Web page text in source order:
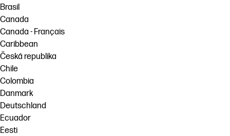
Brasil
Canada
Canada - Français
Caribbean
Česká republika
Chile
Colombia
Danmark
Deutschland
Ecuador
Eesti